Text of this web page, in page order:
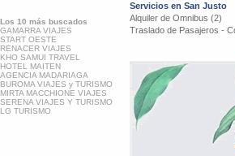
Los 10 más buscados
GAMARRA VIAJES
START OESTE
RENACER VIAJES
KHO SAMUI TRAVEL
HOTEL MAITEN
AGENCIA MADARIAGA
BUROMA VIAJES y TURISMO
MIRTA MACCHIONE VIAJES
SERENA VIAJES Y TURISMO
LG TURISMO
Servicios en San Justo
Alquiler de Omnibus (2)
Traslado de Pasajeros -